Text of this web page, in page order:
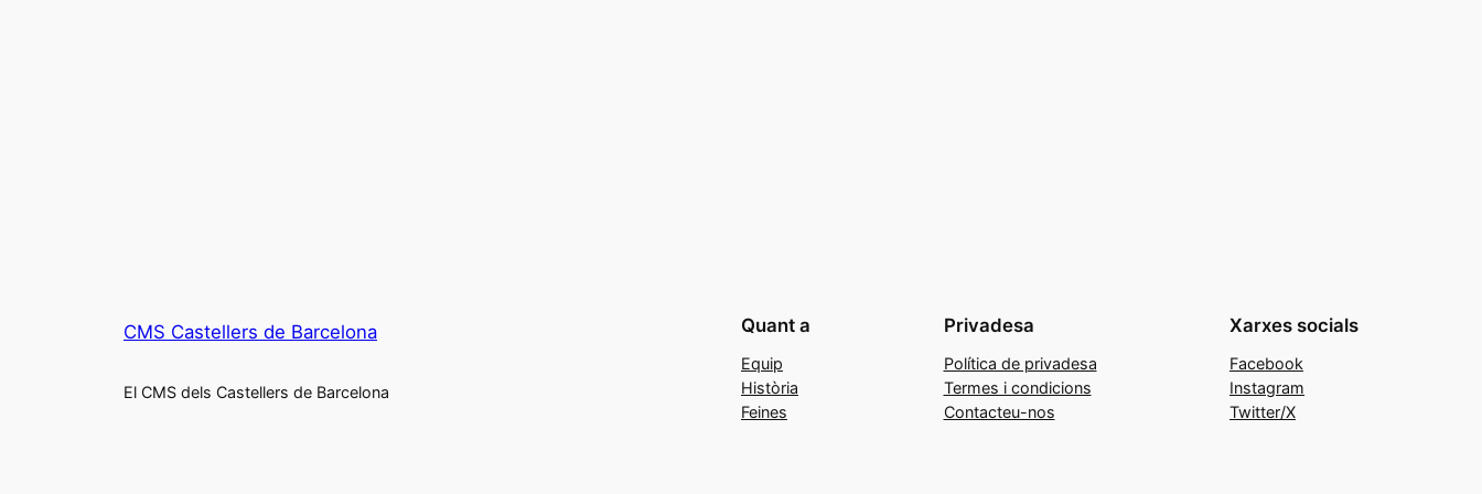
CMS Castellers de Barcelona
El CMS dels Castellers de Barcelona
Quant a
Equip
Història
Feines
Privadesa
Política de privadesa
Termes i condicions
Contacteu-nos
Xarxes socials
Facebook
Instagram
Twitter/X